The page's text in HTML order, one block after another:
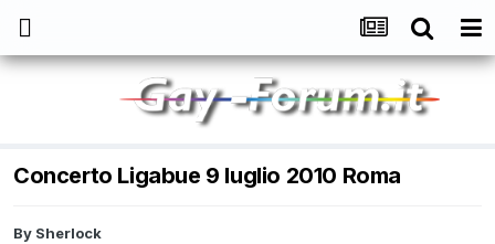
Concerto Ligabue 9 luglio 2010 Roma
By Sherlock